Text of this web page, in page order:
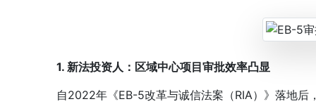
1. 新法投资人：区域中心项目审批效率凸显
自2022年《EB-5改革与诚信法案（RIA）》落地后